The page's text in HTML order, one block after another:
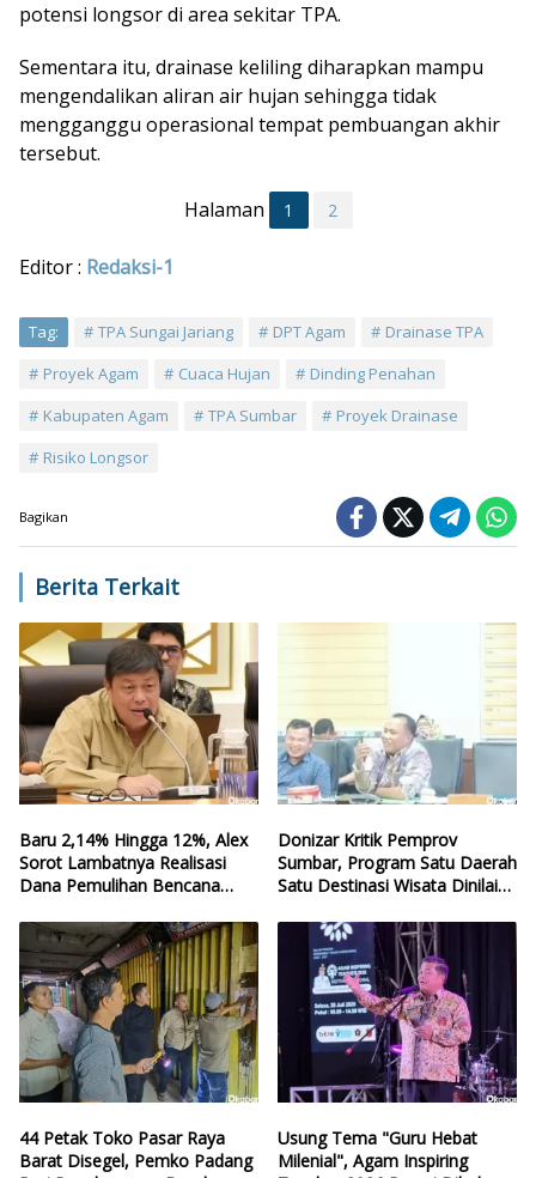
potensi longsor di area sekitar TPA.
Sementara itu, drainase keliling diharapkan mampu
mengendalikan aliran air hujan sehingga tidak
mengganggu operasional tempat pembuangan akhir
tersebut.
Halaman 1 2
Editor : Redaksi-1
Tag: TPA Sungai Jariang DPT Agam
Drainase TPA
Proyek Agam
Cuaca Hujan
Dinding Penahan
Kabupaten Agam
TPA Sumbar
Proyek Drainase
Risiko Longsor
Bagikan
Berita Terkait
Baru 2,14% Hingga 12%, Alex
Sorot Lambatnya Realisasi
Dana Pemulihan Bencana
Donizar Kritik Pemprov
Sumbar, Program Satu Daerah
Satu Destinasi Wisata Dinilai
44 Petak Toko Pasar Raya
Barat Disegel, Pemko Padang
Usung Tema "Guru Hebat
Milenial", Agam Inspiring